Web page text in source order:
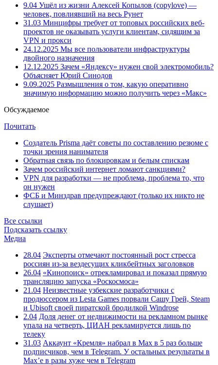
9.04 Ушёл из жизни Алексей Копылов (copylove) —
человек, повлиявший на весь Рунет
31.03 Минцифры требует от топовых российских веб-
проектов не оказывать услуги клиентам, сидящим за
VPN и прокси
24.12.2025 Мы все пользователи инфраструктуры
двойного назначения
12.12.2025 Зачем «Яндексу» нужен свой электромобиль?
Объясняет Юрий Синодов
9.09.2025 Размышления о том, какую оперативно
значимую информацию можно получить через «Макс»
Обсуждаемое
Почитать
Создатель Prisma даёт советы по составлению резюме с
точки зрения нанимателя
Обратная связь по блокировкам и белым спискам
Зачем российский интернет ломают санкциями?
VPN для разработки — не проблема, проблема то, что
он нужен
ФСБ и Минздрав предупреждают (только их никто не
слушает)
Все ссылки
Подсказать ссылку
Медиа
28.04 Эксперты отмечают постоянный рост стресса
россиян из-за вездесущих кликбейтных заголовков
26.04 «Кинопоиск» отрекламировал и показал прямую
трансляцию запуска «Роскосмоса»
21.04 Неизвестные узбекские разработчики с
продюссером из Lesta Games порвали Сашу Грей, Steam
и Ubisoft своей пиратской бродилкой Windrose
2.04 Доля денег от недвижимости на рекламном рынке
упала на четверть, ЦИАН рекламируется лишь по
телеку
31.03 Аккаунт «Кремля» набрал в Max в 5 раз больше
подписчиков, чем в Telegram. У остальных результаты в
Max’е в разы хуже чем в Telegram